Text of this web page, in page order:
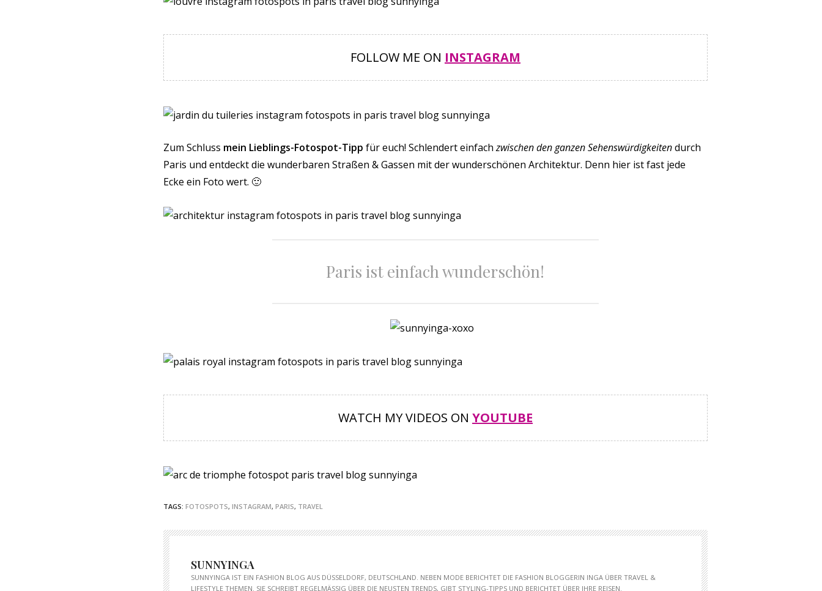
FOLLOW ME ON INSTAGRAM
Zum Schluss mein Lieblings-Fotospot-Tipp für euch! Schlendert einfachzwischen den ganzen Sehenswürdigkeitendurch
Paris und entdeckt die wunderbaren Straßen & Gassen mit der wunderschönen Architektur. Denn hier ist fast jede
Ecke ein Foto wert. 🙂
Paris ist einfach wunderschön!
WATCH MY VIDEOS ON YOUTUBE
TAGS: FOTOSPOTS, INSTAGRAM, PARIS, TRAVEL
SUNNYINGA
SUNNYINGA IST EIN FASHION BLOG AUS DÜSSELDORF, DEUTSCHLAND. NEBEN MODE BERICHTET DIE FASHION BLOGGERIN INGA ÜBER TRAVEL &
LIFESTYLE THEMEN. SIE SCHREIBT REGELMÄSSIG ÜBER DIE NEUSTEN TRENDS, GIBT STYLING-TIPPS UND BERICHTET ÜBER IHRE REISEN.